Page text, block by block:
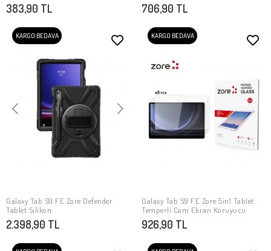
383,90 TL 706,90 TL
KARGO BEDAVA
SEPETE EKLE
Galaxy Tab S9 FE Zore Defender
Tablet Silikon
2.398,90 TL
KARGO BEDAVA
SEPETE EKLE
Galaxy Tab S9 FE Zore 5in1 Tablet
Temperli Cam Ekran Koruyucu
926,90 TL